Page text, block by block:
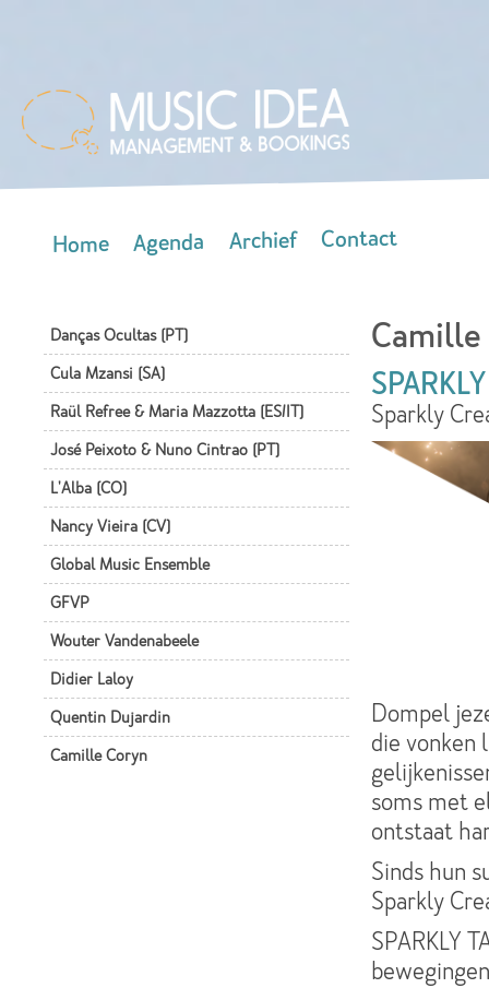
Home Agenda Archief Contact
Danças Ocultas (PT)
Cula Mzansi (SA)
Raül Refree & Maria Mazzotta (ES/IT)
José Peixoto & Nuno Cintrao (PT)
L'Alba (CO)
Nancy Vieira (CV)
Global Music Ensemble
GFVP
Wouter Vandenabeele
Didier Laloy
Quentin Dujardin
Camille Coryn
Sparkly
Dompel
die vonken
soms met
ontstaat
Sinds hun
Sparkly
SPARKLY